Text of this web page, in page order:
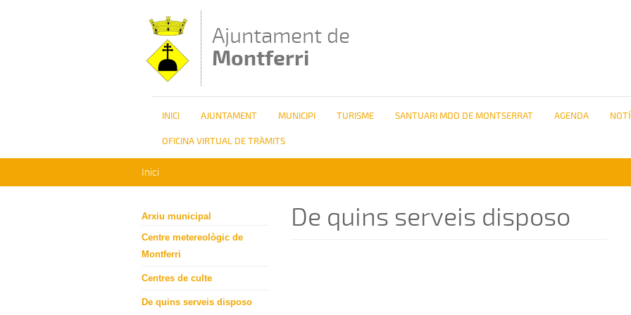
Ajuntament de
Montferri
INICI AJUNTAMENT MUNICIPI TURISME SANTUARI MDD DE MONTSERRAT AGENDA
OFICINA VIRTUAL DE TRÀMITS
Inici
Arxiu municipal
Centre metereològic de
Montferri
Centres de culte
De quins serveis disposo
De quins serveis disposo